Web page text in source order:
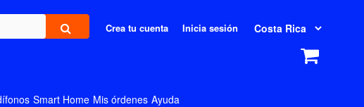
Crea tu cuenta Inicia sesión
Smart Home Mis órdenes Ayuda